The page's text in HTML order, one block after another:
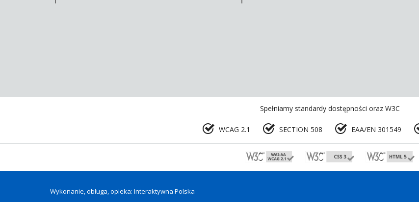
Spełniamy standardy dostępności oraz W3C
WCAG 2.1 SECTION 508 EAA/EN 301549
Wykonanie, obługa, opieka: Interaktywna Polska